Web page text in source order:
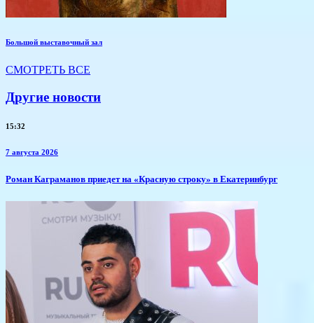
Большой выставочный зал
СМОТРЕТЬ ВСЕ
Другие новости
15:32
7 августа 2026
​Роман Каграманов приедет на «Красную строку» в Екатеринбург